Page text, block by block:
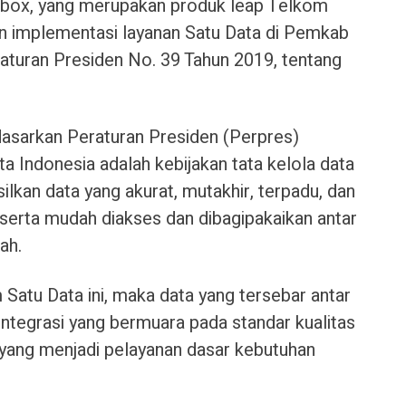
yang merupakan produk leap Telkom
implementasi layanan Satu Data di Pemkab
Presiden No. 39 Tahun 2019, tentang
Peraturan Presiden (Perpres)
Indonesia adalah kebijakan tata kelola data
data yang akurat, mutakhir, terpadu, dan
mudah diakses dan dibagipakaikan antar
Data ini, maka data yang tersebar antar
yang bermuara pada standar kualitas
menjadi pelayanan dasar kebutuhan